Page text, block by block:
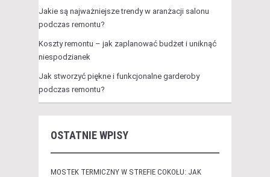
Jakie są najważniejsze trendy w aranżacji salonu
podczas remontu?
Koszty remontu – jak zaplanować budżet i uniknąć
niespodzianek
Jak stworzyć piękne i funkcjonalne garderoby
podczas remontu?
OSTATNIE WPISY
MOSTEK TERMICZNY W STREFIE COKOŁU: JAK